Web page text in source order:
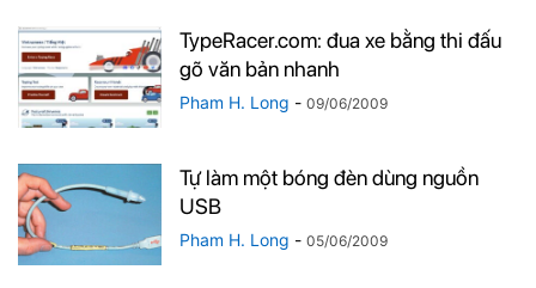
TypeRacer.com: đua xe bằng thi đấu
gõ văn bản nhanh
Pham H. Long - 09/06/2009
Tự làm một bóng đèn dùng nguồn
USB
Pham H. Long - 05/06/2009